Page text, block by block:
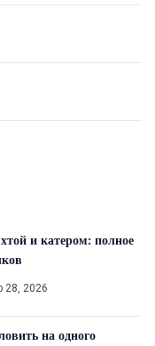
и катером: полное
28, 2026
на одного